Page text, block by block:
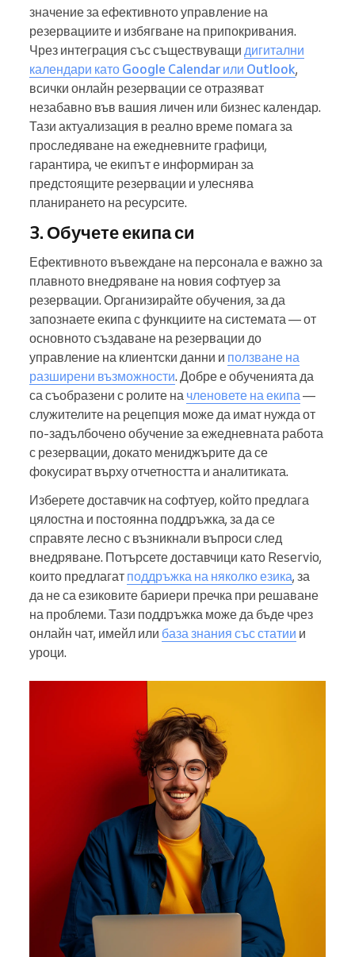
значение за ефективното управление на
резервациите и избягване на припокривания.
Чрез интеграция със съществуващи дигитални
календари като Google Calendar или Outlook,
всички онлайн резервации се отразяват
незабавно във вашия личен или бизнес календар.
Тази актуализация в реално време помага за
проследяване на ежедневните графици,
гарантира, че екипът е информиран за
предстоящите резервации и улеснява
планирането на ресурсите.
3. Обучете екипа си
Ефективното въвеждане на персонала е важно за
плавното внедряване на новия софтуер за
резервации. Организирайте обучения, за да
запознаете екипа с функциите на системата — от
основното създаване на резервации до
управление на клиентски данни и ползване на
разширени възможности. Добре е обученията да
са съобразени с ролите на членовете на екипа—
служителите на рецепция може да имат нужда от
по-задълбочено обучение за ежедневната работа
с резервации, докато мениджърите да се
фокусират върху отчетността и аналитиката.
Изберете доставчик на софтуер, който предлага
цялостна и постоянна поддръжка, за да се
справяте лесно с възникнали въпроси след
внедряване. Потърсете доставчици като Reservio,
които предлагат поддръжка на няколко езика, за
да не са езиковите бариери пречка при решаване
на проблеми. Тази поддръжка може да бъде чрез
онлайн чат, имейл или база знания със статии и
уроци.